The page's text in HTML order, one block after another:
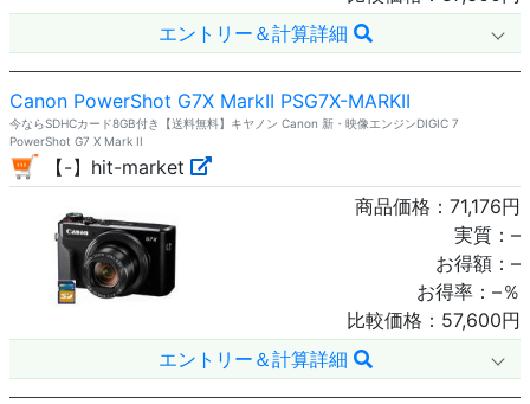
エントリー＆計算詳細
Canon PowerShot G7X MarkII PSG7X-MARKII
今ならSDHCカード8GB付き【送料無料】キヤノン Canon 新・映像エンジンDIGIC 7
PowerShot G7 X Mark II
【-】hit-market
商品価格： 71,176円
実質： –
お得額： –
お得率： –％
比較価格： 57,600円
エントリー＆計算詳細